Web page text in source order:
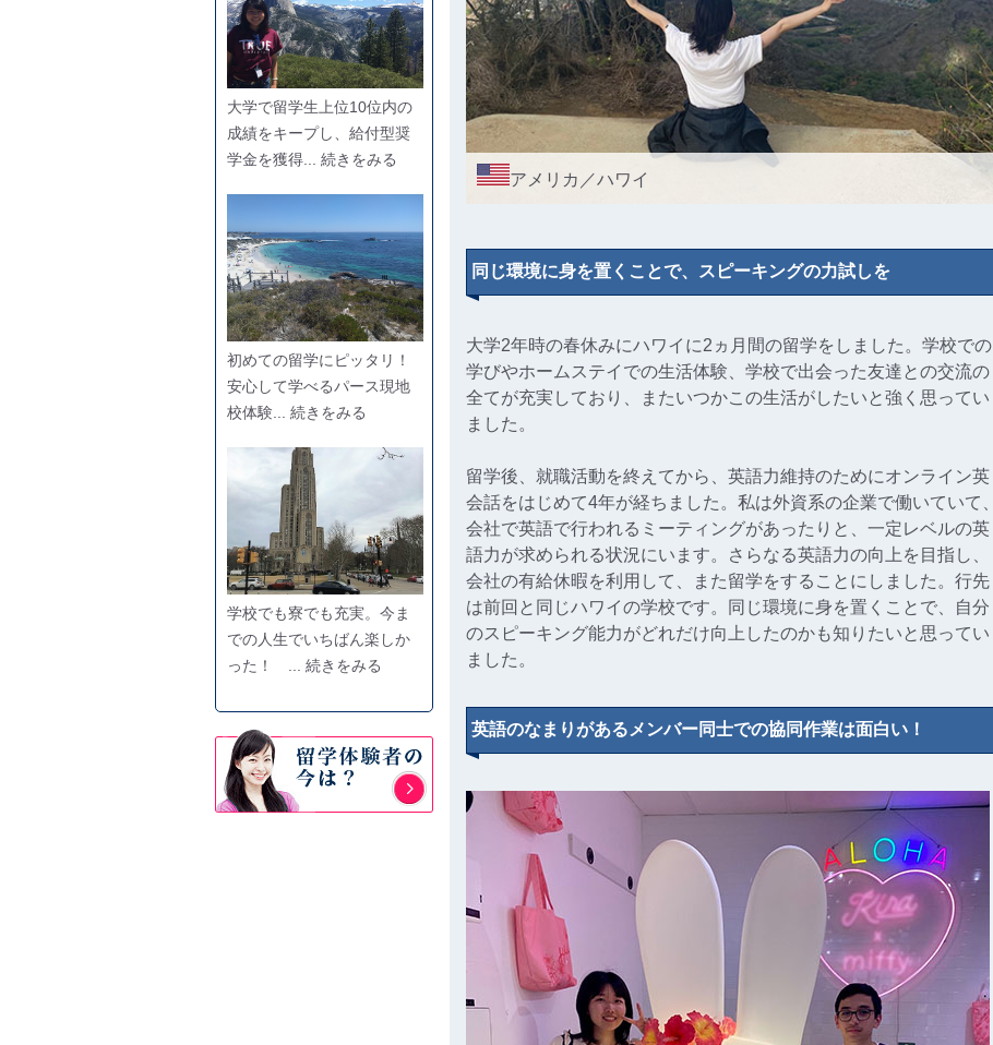
大学で留学生上位10位内の
成績をキープし、給付型奨
学金を獲得... 続きをみる
初めての留学にピッタリ！
安心して学べるパース現地
校体験... 続きをみる
学校でも寮でも充実。今ま
での人生でいちばん楽しか
った！ ... 続きをみる
アメリカ／ハワイ
同じ環境に身を置くことで、スピーキングの力試しを
大学2年時の春休みにハワイに2ヵ月間の留学をしました。学校での
学びやホームステイでの生活体験、学校で出会った友達との交流の
全てが充実しており、またいつかこの生活がしたいと強く思ってい
ました。
留学後、就職活動を終えてから、英語力維持のためにオンライン英
会話をはじめて4年が経ちました。私は外資系の企業で働いていて、
会社で英語で行われるミーティングがあったりと、一定レベルの英
語力が求められる状況にいます。さらなる英語力の向上を目指し、
会社の有給休暇を利用して、また留学をすることにしました。行先
は前回と同じハワイの学校です。同じ環境に身を置くことで、自分
のスピーキング能力がどれだけ向上したのかも知りたいと思ってい
ました。
英語のなまりがあるメンバー同士での協同作業は面白い！